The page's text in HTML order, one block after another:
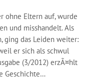
ohne Eltern auf, wurde
und misshandelt. Als
ging das Leiden weiter:
er sich als schwul
(3/2012) erzÃ¤hlt
Geschichte…